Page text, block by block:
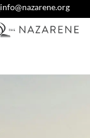
info@nazarene.org